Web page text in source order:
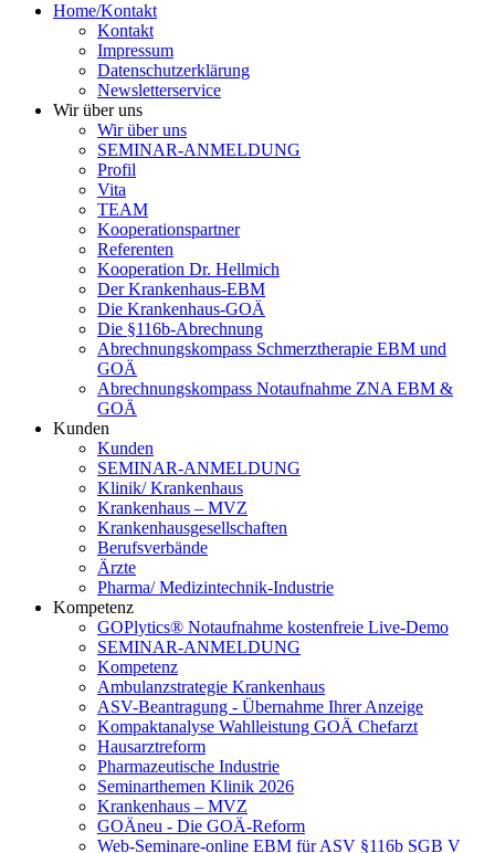
Home/Kontakt
Kontakt
Impressum
Datenschutzerklärung
Newsletterservice
Wir über uns
Wir über uns
SEMINAR-ANMELDUNG
Profil
Vita
TEAM
Kooperationspartner
Referenten
Kooperation Dr. Hellmich
Der Krankenhaus-EBM
Die Krankenhaus-GOÄ
Die §116b-Abrechnung
Abrechnungskompass Schmerztherapie EBM und
GOÄ
Abrechnungskompass Notaufnahme ZNA EBM &
GOÄ
Kunden
Kunden
SEMINAR-ANMELDUNG
Klinik/ Krankenhaus
Krankenhaus – MVZ
Krankenhausgesellschaften
Berufsverbände
Ärzte
Pharma/ Medizintechnik-Industrie
Kompetenz
GOPlytics® Notaufnahme kostenfreie Live-Demo
SEMINAR-ANMELDUNG
Kompetenz
Ambulanzstrategie Krankenhaus
ASV-Beantragung - Übernahme Ihrer Anzeige
Kompaktanalyse Wahlleistung GOÄ Chefarzt
Hausarztreform
Pharmazeutische Industrie
Seminarthemen Klinik 2026
Krankenhaus – MVZ
GOÄneu - Die GOÄ-Reform
Web-Seminare-online EBM für ASV §116b SGB V